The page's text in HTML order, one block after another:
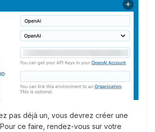
pas déjà un, vous devrez créer une
Pour ce faire, rendez-vous sur votre